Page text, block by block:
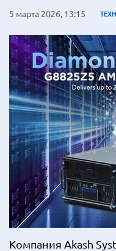
5 марта 2026, 13:15
Компания Akash